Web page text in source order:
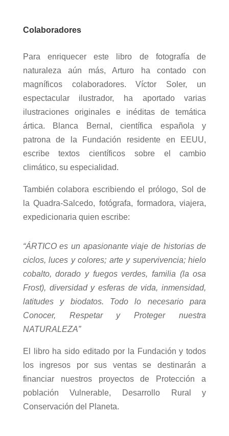
Colaboradores
Para enriquecer este libro de fotografía de
naturaleza aún más, Arturo ha contado con
magníficos colaboradores. Víctor Soler, un
espectacular ilustrador, ha aportado varias
ilustraciones originales e inéditas de temática
ártica. Blanca Bernal, científica española y
patrona de la Fundación residente en EEUU,
escribe textos científicos sobre el cambio
climático, su especialidad.
También colabora escribiendo el prólogo, Sol de
la Quadra-Salcedo, fotógrafa, formadora, viajera,
expedicionaria quien escribe:
“ÁRTICO es un apasionante viaje de historias de
ciclos, luces y colores; arte y supervivencia; hielo
cobalto, dorado y fuegos verdes, familia (la osa
Frost), diversidad y esferas de vida, inmensidad,
latitudes y biodatos. Todo lo necesario para
Conocer, Respetar y Proteger nuestra
NATURALEZA”
El libro ha sido editado por la Fundación y todos
los ingresos por sus ventas se destinarán a
financiar nuestros proyectos de Protección a
población Vulnerable, Desarrollo Rural y
Conservación del Planeta.